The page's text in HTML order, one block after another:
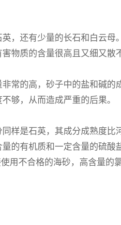
，还有少量的长石和白云
物质的含量很高且又细又散
常的高，砂子中的盐和碱
够，从而造成严重的后果。
样是石英，其成分成熟度
的有机质和一定含量的硫
用不合格的海砂，高含量的